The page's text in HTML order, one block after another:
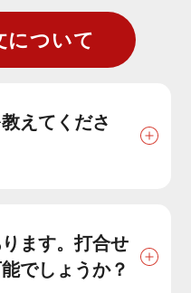
について
えてくださ
ます。打合せ
でしょうか？